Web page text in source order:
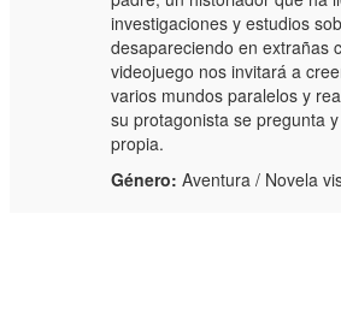
investigaciones y estudios
desapareciendo en extrañas
videojuego nos invitará a
varios mundos paralelos y
su protagonista se pregunta
propia.
Género: Aventura / Novela